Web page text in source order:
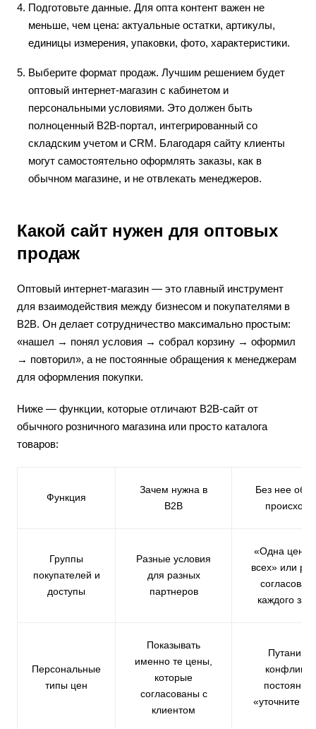
Подготовьте данные. Для опта контент важен не
меньше, чем цена: актуальные остатки, артикулы,
единицы измерения, упаковки, фото, характеристики.
Выберите формат продаж. Лучшим решением будет
оптовый интернет-магазин с кабинетом и
персональными условиями. Это должен быть
полноценный B2B-портал, интегрированный со
складским учетом и CRM. Благодаря сайту клиенты
могут самостоятельно оформлять заказы, как в
обычном магазине, и не отвлекать менеджеров.
Какой сайт нужен для оптовых
продаж
Оптовый интернет-магазин — это главный инструмент
для взаимодействия между бизнесом и покупателями в
B2B. Он делает сотрудничество максимально простым:
«нашел → понял условия → собрал корзину → оформил
→ повторил», а не постоянные обращения к менеджерам
для оформления покупки.
Ниже — функции, которые отличают B2B-сайт от
обычного розничного магазина или просто каталога
товаров:
Функция
Зачем нужна в
B2B
Без нее
Группы
покупателей и
доступы
Разные условия
для разных
партнеров
«Одна цена
всех» или
каждого
Персональные
типы цен
Показывать
именно те цены,
которые
согласованы с
клиентом
Путаница,
«уточните